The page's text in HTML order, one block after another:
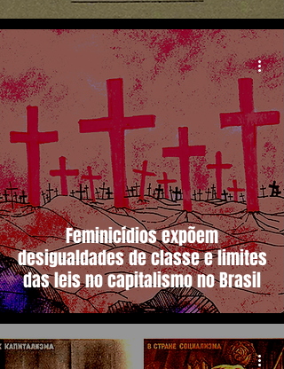
Feminicídios expõem
desigualdades de classe e limites
das leis no capitalismo no Brasil